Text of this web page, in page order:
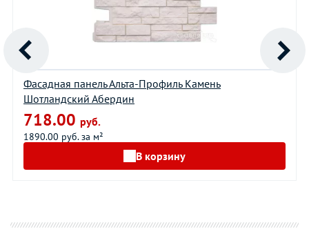
Фасадная панель Альта-Профиль Камень
Шотландский Абердин
718.00 руб.
1890.00 руб. за м²
В корзину